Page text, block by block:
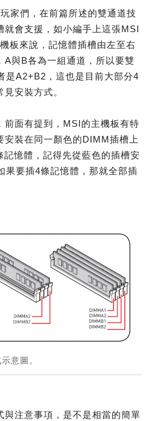
家們，在前篇所述的雙通道技
就會支援，如小編手上這張MSI
板來說，記憶體插槽由左至右
與B各為一組通道，所以要雙
是A2+B2，這也是目前大部分4
安裝方式。
前面有提到，MSI的主機板有特
安裝在同一顏色的DIMM插槽上
憶體，記得先從藍色的插槽安
果要插4條記憶體，那就全部插
意圖。
與注意事項，是不是相當的簡單